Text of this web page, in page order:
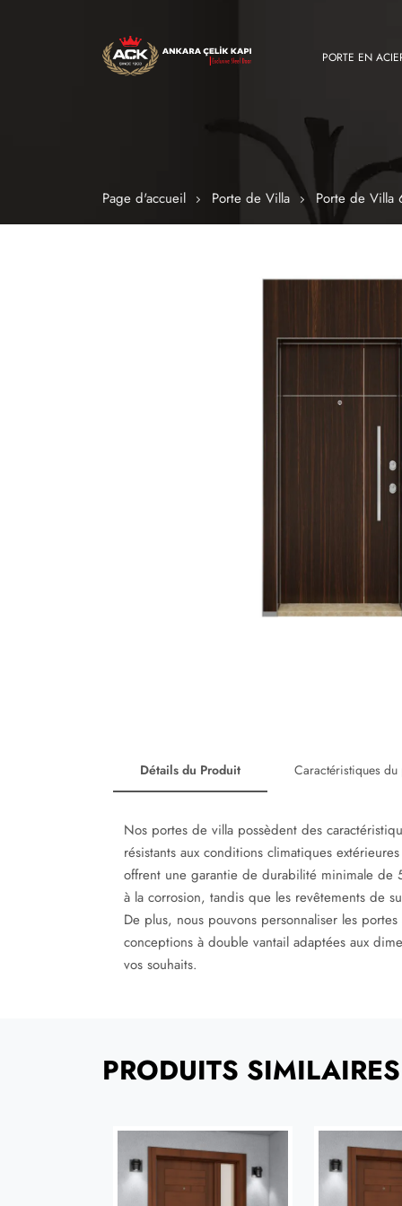
PORTE EN
Page d'accueil Porte de Villa Porte de Villa
Détails du Produit Caractéristiques
Nos portes de villa possèdent des
résistants aux conditions climatiques
offrent une garantie de durabilité minimale de
à la corrosion, tandis que les revêtements de
De plus, nous pouvons personnaliser les
conceptions à double vantail adaptées aux
vos souhaits.
PRODUITS SIMILAIRES